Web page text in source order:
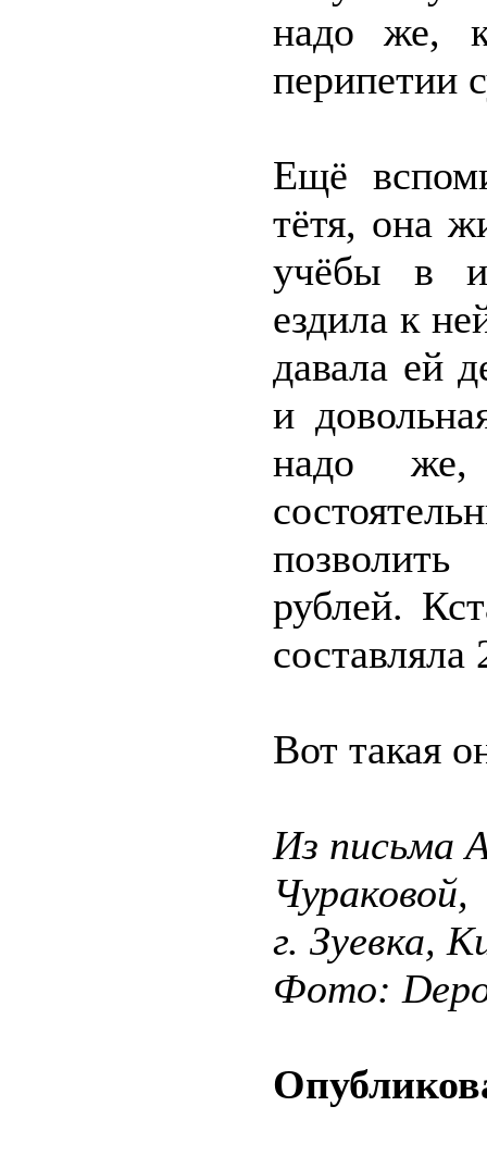
надо же,
перипетии
Ещё
тётя, она
учёбы в
ездила к
давала ей
и
надо
рублей.
составляла
Вот такая
Из письма
Чураковой,
г. Зуевка,
Фото: